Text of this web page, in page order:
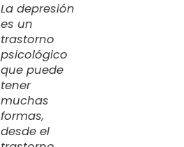
La depresión
es un
trastorno
psicológico
que puede
tener
muchas
formas,
desde el